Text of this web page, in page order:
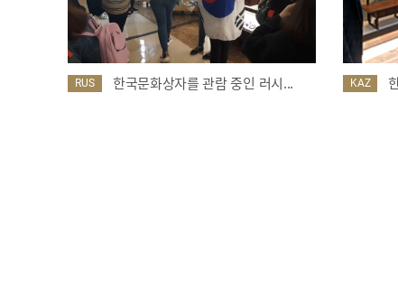
RUS 한국문화상자를 관람 중인 러시... KAZ